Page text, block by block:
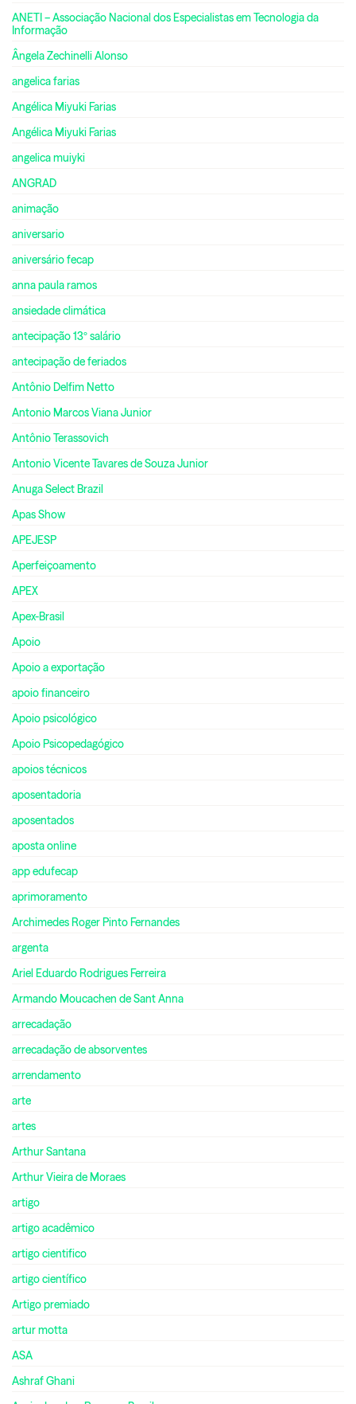
ANETI – Associação Nacional dos Especialistas em Tecnologia da
Informação
Ângela Zechinelli Alonso
angelica farias
Angélica Miyuki Farias
Angélica Miyuki Farias
angelica muiyki
ANGRAD
animação
aniversario
aniversário fecap
anna paula ramos
ansiedade climática
antecipação 13º salário
antecipação de feriados
Antônio Delfim Netto
Antonio Marcos Viana Junior
Antônio Terassovich
Antonio Vicente Tavares de Souza Junior
Anuga Select Brazil
Apas Show
APEJESP
Aperfeiçoamento
APEX
Apex-Brasil
Apoio
Apoio a exportação
apoio financeiro
Apoio psicológico
Apoio Psicopedagógico
apoios técnicos
aposentadoria
aposentados
aposta online
app edufecap
aprimoramento
Archimedes Roger Pinto Fernandes
argenta
Ariel Eduardo Rodrigues Ferreira
Armando Moucachen de Sant Anna
arrecadação
arrecadação de absorventes
arrendamento
arte
artes
Arthur Santana
Arthur Vieira de Moraes
artigo
artigo acadêmico
artigo cientifico
artigo científico
Artigo premiado
artur motta
ASA
Ashraf Ghani